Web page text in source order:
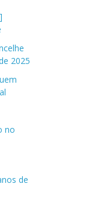
2025
no
de